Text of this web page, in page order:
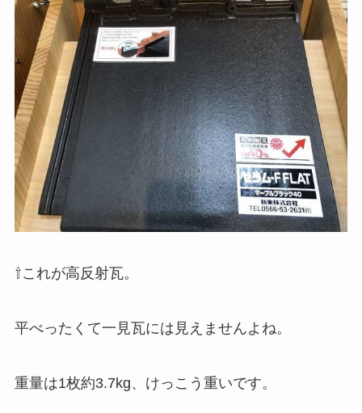
⇧これが高反射瓦。
平べったくて一見瓦には見えませんよね。
重量は1枚約3.7kg、けっこう重いです。